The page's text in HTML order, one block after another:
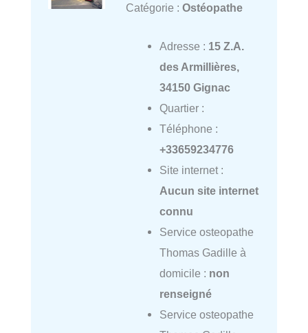
Catégorie : Ostéopathe
Adresse : 15 Z.A.
des Armillières,
34150 Gignac
Quartier :
Téléphone :
+33659234776
Site internet :
Aucun site internet
connu
Service osteopathe
Thomas Gadille à
domicile : non
renseigné
Service osteopathe